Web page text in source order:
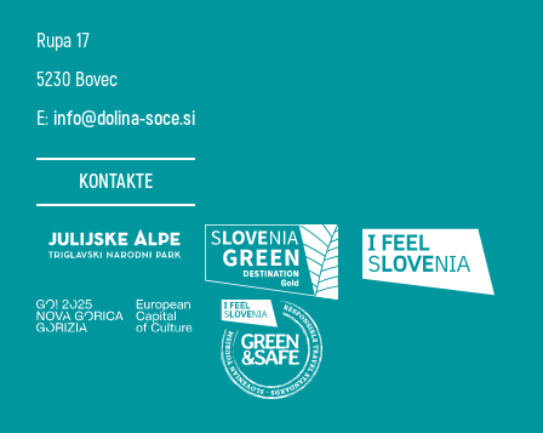
Rupa 17
5230 Bovec
E: info@dolina-soce.si
KONTAKTE